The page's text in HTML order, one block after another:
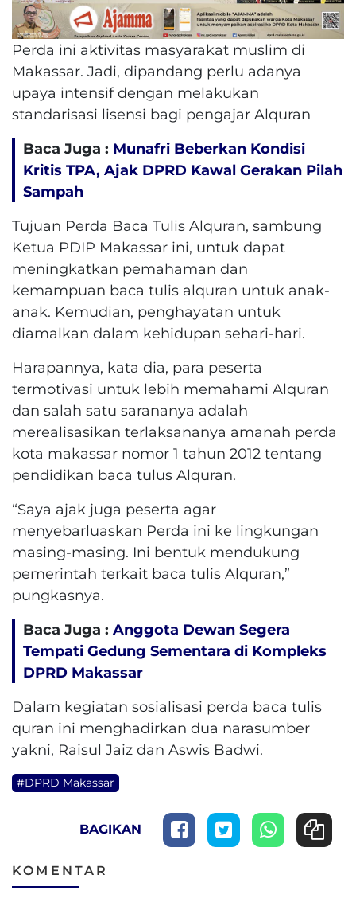
Perda ini aktivitas masyarakat muslim di
Makassar. Jadi, dipandang perlu adanya
upaya intensif dengan melakukan
standarisasi lisensi bagi pengajar Alquran
Baca Juga : Munafri Beberkan Kondisi
Kritis TPA, Ajak DPRD Kawal Gerakan Pilah
Sampah
Tujuan Perda Baca Tulis Alquran, sambung
Ketua PDIP Makassar ini, untuk dapat
meningkatkan pemahaman dan
kemampuan baca tulis alquran untuk anak-
anak. Kemudian, penghayatan untuk
diamalkan dalam kehidupan sehari-hari.
Harapannya, kata dia, para peserta
termotivasi untuk lebih memahami Alquran
dan salah satu sarananya adalah
merealisasikan terlaksananya amanah perda
kota makassar nomor 1 tahun 2012 tentang
pendidikan baca tulus Alquran.
“Saya ajak juga peserta agar
menyebarluaskan Perda ini ke lingkungan
masing-masing. Ini bentuk mendukung
pemerintah terkait baca tulis Alquran,”
pungkasnya.
Baca Juga : Anggota Dewan Segera
Tempati Gedung Sementara di Kompleks
DPRD Makassar
Dalam kegiatan sosialisasi perda baca tulis
quran ini menghadirkan dua narasumber
yakni, Raisul Jaiz dan Aswis Badwi.
#DPRD Makassar
BAGIKAN
KOMENTAR